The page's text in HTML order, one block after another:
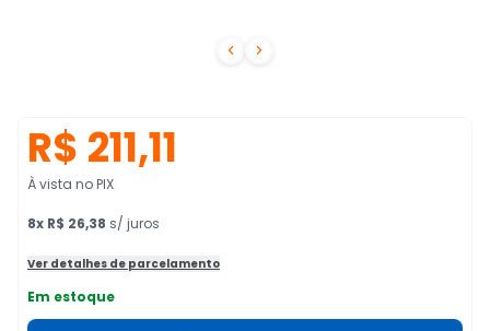
 
R$ 211,11
À vista no PIX
8x R$ 26,38 s/ juros
Ver detalhes de parcelamento
Em estoque